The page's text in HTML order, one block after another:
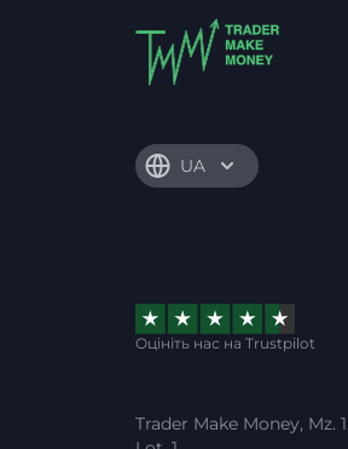
UA
Оцініть нас на Trustpilot
Trader Make Money, Mz. 1,